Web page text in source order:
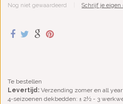
Nog niet gewaardeerd Schrijf je eigen
Te bestellen
Levertijd: Verzending zomer en all
4-seizoenen dekbedden: ± 2½ - 3